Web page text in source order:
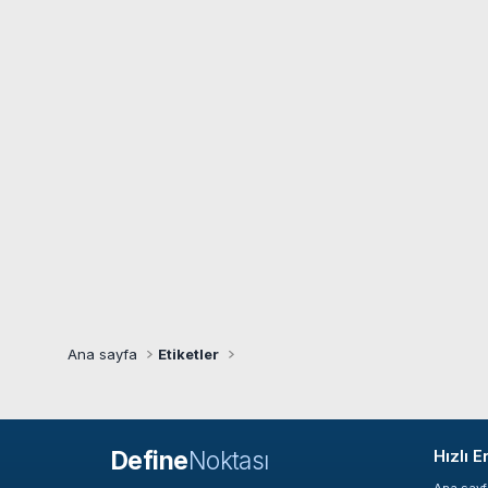
Ana sayfa Etiketler
DefineNoktası Hızlı